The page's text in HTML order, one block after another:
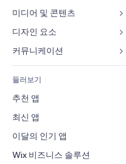
사이트 통계
사이트 목록
이메일
배송
판매 버튼
회계
쿠폰 및 로열티
창고 서비스
호텔
이벤트
음식점
부동산
예약
미디어 및 콘텐츠
갤러리
뮤직
팟캐스트
사진
동영상
PDF
파일 공유
소식
디자인 요소
지도 및 내비게이션
개인정보 및 보안
시계
페이지 템플릿
이미지 효과
버튼 & 메뉴
배너 및 배지
양식
블로그
설문
채팅
메모
전화번호
둘러보기
추천 앱
최신 앱
이달의 인기 앱
Wix 비즈니스 솔루션